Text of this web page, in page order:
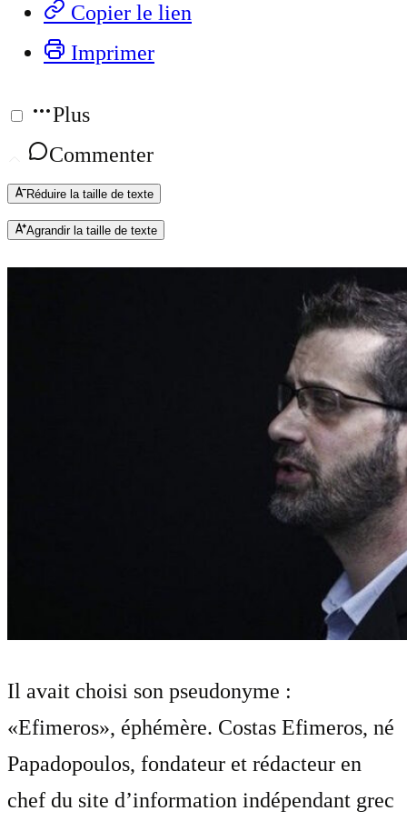
Copier le lien
Imprimer
Plus
Commenter
Réduire la taille de texte
Agrandir la taille de texte
Il avait choisi son pseudonyme :
«Efimeros», éphémère. Costas Efimeros, né
Papadopoulos, fondateur et rédacteur en
chef du site d’information indépendant grec